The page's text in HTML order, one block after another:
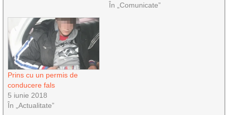
În „Comunicate”
Prins cu un permis de
conducere fals
5 iunie 2018
În „Actualitate”